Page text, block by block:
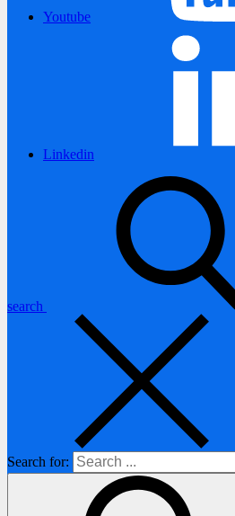
Youtube
Linkedin
search
Search for: